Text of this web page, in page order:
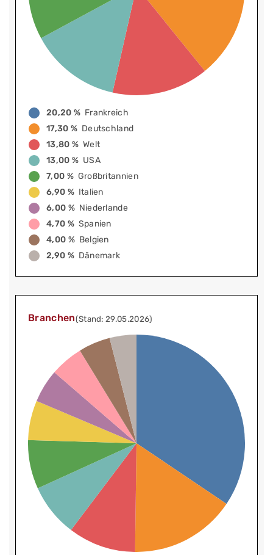
20,20 % Frankreich
17,30 % Deutschland
13,80 % Welt
13,00 % USA
7,00 % Großbritannien
6,90 % Italien
6,00 % Niederlande
4,70 % Spanien
4,00 % Belgien
2,90 % Dänemark
Branchen(Stand: 29.05.2026)